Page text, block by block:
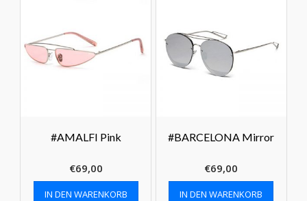
#AMALFI Pink
€69,00
IN DEN WARENKORB
#BARCELONA Mirror
€69,00
IN DEN WARENKORB